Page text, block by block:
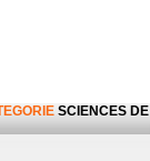
SCIENCES DE